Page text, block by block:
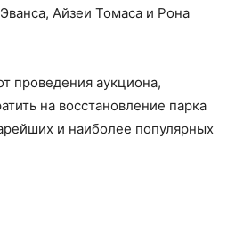
Айзеи Томаса и Рона
проведения аукциона,
на восстановление парка
и наиболее популярных